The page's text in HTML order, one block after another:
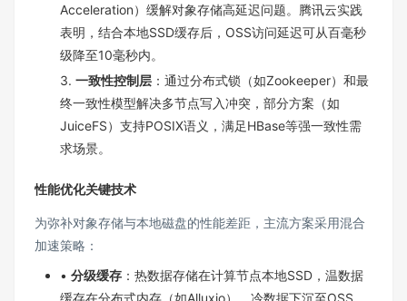
Acceleration）缓解对象存储高延迟问题。腾讯云实践
表明，结合本地SSD缓存后，OSS访问延迟可从百毫秒
级降至10毫秒内。
3. 一致性控制层 ：通过分布式锁（如Zookeeper）和最
终一致性模型解决多节点写入冲突，部分方案（如
JuiceFS）支持POSIX语义，满足HBase等强一致性需
求场景。
性能优化关键技术
为弥补对象存储与本地磁盘的性能差距，主流方案采用混合
加速策略：
• 分级缓存 ：热数据存储在计算节点本地SSD，温数据
缓存在分布式内存（如Alluxio），冷数据下沉至OSS。